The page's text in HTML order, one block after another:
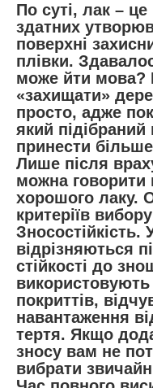
По суті, лак –
здатних
поверхні
плівки.
може йти мова?
«захищати»
просто, адже
який
принести
Лише після
можна говорити
хорошого лаку.
критеріїв
відрізняються
стійкості до
використовують
покриттів,
навантаження
тертя. Якщо
зносу вам не
вибрати